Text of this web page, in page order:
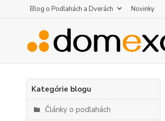
Blog o Podlahách a Dverách Novinky
Kategórie blogu
Články o podlahách